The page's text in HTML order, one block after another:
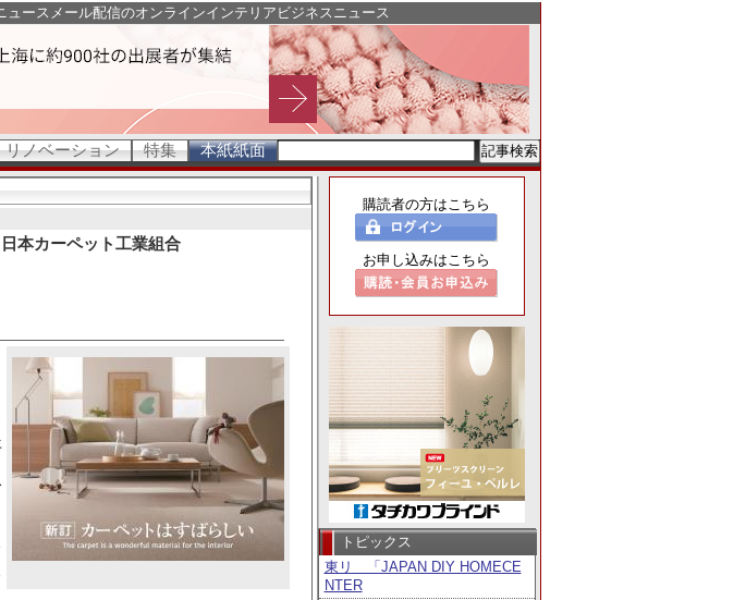
ースメール配信のオンラインインテリアビジネスニュース
リノベーション 特集 本紙紙面
本カーペット工業組合
購読者の方はこちら
お申し込みはこちら
トピックス
東リ 「JAPAN DIY HOMECE
NTER